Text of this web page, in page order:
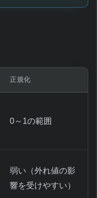
正規化
0～1の範囲
弱い（外れ値の影
響を受けやすい）